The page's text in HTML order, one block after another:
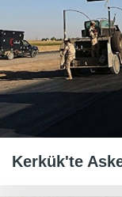
Kerkük'te